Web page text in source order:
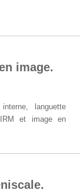
image.
languette
et image en